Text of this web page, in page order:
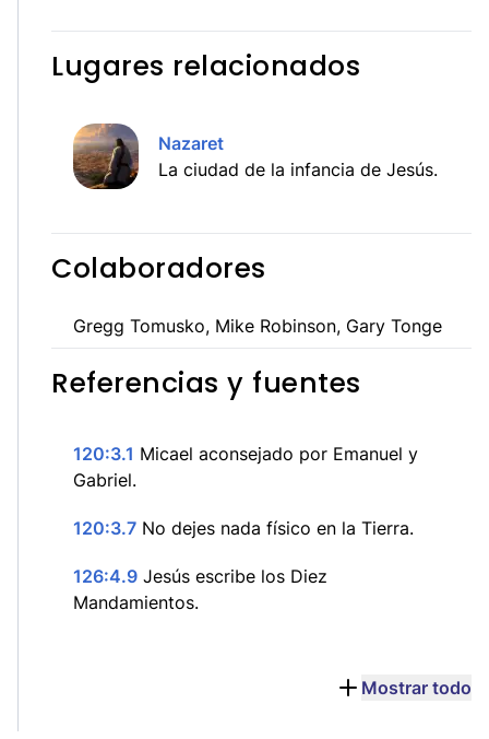
Lugares relacionados
Nazaret
La ciudad de la infancia de Jesús.
Colaboradores
Gregg Tomusko, Mike Robinson, Gary Tonge
Referencias y fuentes
120:3.1 Micael aconsejado por Emanuel y
Gabriel.
120:3.7 No dejes nada físico en la Tierra.
126:4.9 Jesús escribe los Diez
Mandamientos.
Mostrar todo